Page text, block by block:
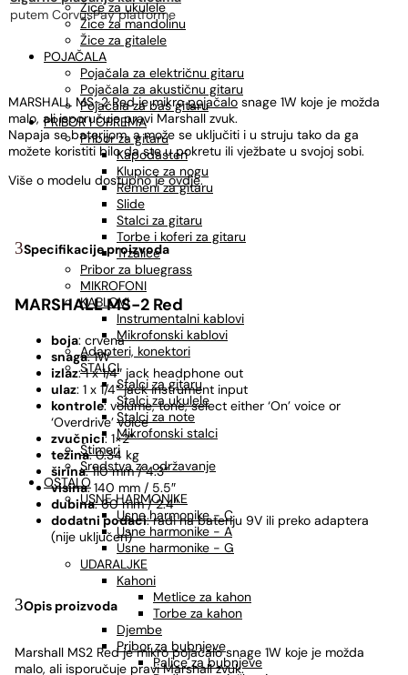
Žice za ukulele
Žice za mandolinu
Žice za gitalele
POJAČALA
Pojačala za električnu gitaru
Pojačala za akustičnu gitaru
Pojačala za bas gitaru
PRIBOR I OPREMA
Pribor za gitaru
Kapodasteri
Klupice za nogu
Remeni za gitaru
Slide
Stalci za gitaru
Torbe i koferi za gitaru
Trzalice
Pribor za bluegrass
MIKROFONI
KABLOVI
Instrumentalni kablovi
Mikrofonski kablovi
Adapteri, konektori
STALCI
Stalci za gitaru
Stalci za ukulele
Stalci za note
Mikrofonski stalci
Štimeri
Sredstva za održavanje
OSTALO
USNE HARMONIKE
Usne harmonike - C
Usne harmonike - A
Usne harmonike - G
UDARALJKE
Kahoni
Metlice za kahon
Torbe za kahon
Djembe
Pribor za bubnjeve
Palice za bubnjeve
putem CorvusPay platforme
MARSHALL MS-2 Red je mikropojačalo snage 1W koje je možda
malo, ali isporučuje pravi Marshall zvuk.
Napaja se baterijom, a može se uključiti i u struju tako da ga
možete koristiti bilo da ste u pokretu ili vježbate u svojoj sobi.
Više o modelu dostupno jeovdje.
Specifikacije proizvoda
MARSHALL MS-2 Red
boja: crvena
snaga: 1W
izlaz: 1 x 1/4″ jack headphone out
ulaz: 1 x 1/4″ jack instrument input
kontrole: volume, tone, select either ‘On’ voice or
‘Overdrive’ voice
zvučnici: 1×2″
težina: 0.34 kg
širina: 110 mm / 4.3″
visina: 140 mm / 5.5″
dubina: 60 mm / 2.4″
dodatni podaci: radi na bateriju 9V ili preko adaptera
(nije uključen)
Opis proizvoda
Marshall MS2 Red je mikro pojačalo snage 1W koje je možda
malo, ali isporučuje pravi Marshall zvuk.